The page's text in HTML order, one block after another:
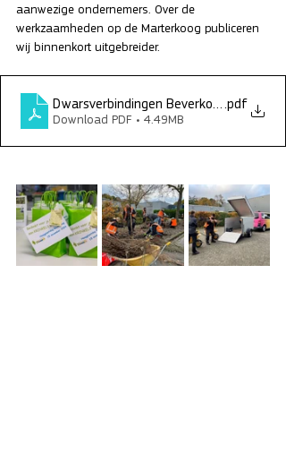
aanwezige ondernemers. Over de
werkzaamheden op de Marterkoog publiceren
wij binnenkort uitgebreider.
Dwarsverbindingen Beverkoog_2e
.pdf
Download PDF • 4.49MB